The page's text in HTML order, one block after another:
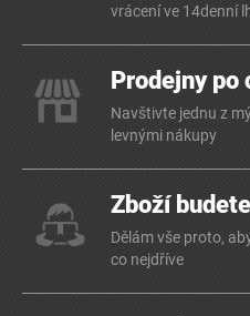
vrácení ve 14denní
Prodejny po
Navštivte jednu z
levnými nákupy
Zboží
Dělám vše proto,
co nejdříve